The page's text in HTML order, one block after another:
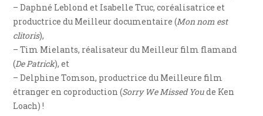
– Daphné Leblond et Isabelle Truc, coréalisatrice et
productrice du Meilleur documentaire (Mon nom est
clitoris),
– Tim Mielants, réalisateur du Meilleur film flamand
(De Patrick), et
– Delphine Tomson, productrice du Meilleure film
étranger en coproduction (Sorry We Missed Youde Ken
Loach) !